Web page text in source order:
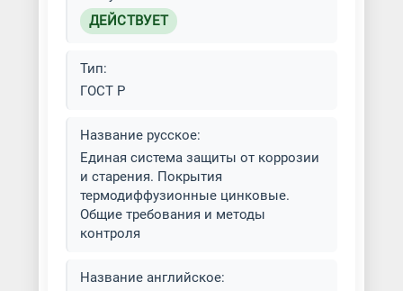
ДЕЙСТВУЕТ
Тип:
ГОСТ Р
Название русское:
Единая система защиты от коррозии
и старения. Покрытия
термодиффузионные цинковые.
Общие требования и методы
контроля
Название английское: